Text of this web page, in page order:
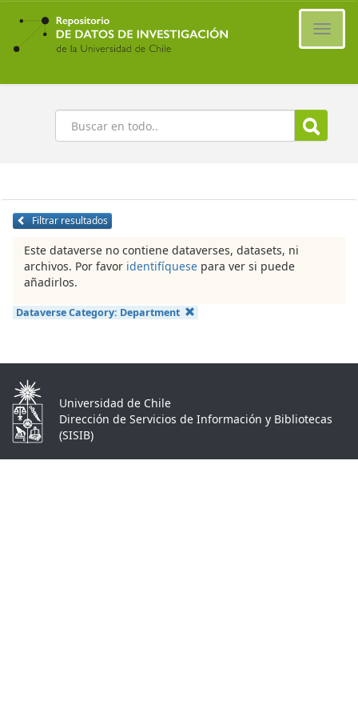
Ir
contenido
principal
Buscar
Filtrar resultados
Este dataverse no contiene dataverses, datasets, ni
archivos. Por favor identifíquese para ver si puede
añadirlos.
Dataverse Category: Department
Universidad de Chile
Dirección de Servicios de Información y Bibliotecas
(SISIB)